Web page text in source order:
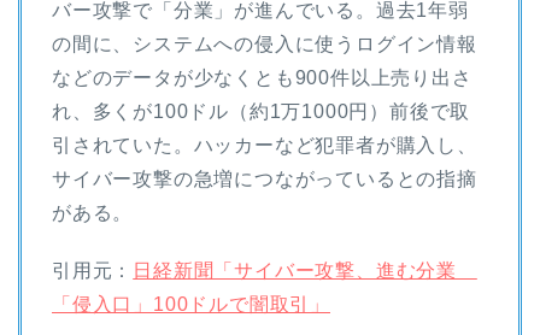
バー攻撃で「分業」が進んでいる。過去1年弱
の間に、システムへの侵入に使うログイン情報
などのデータが少なくとも900件以上売り出さ
れ、多くが100ドル（約1万1000円）前後で取
引されていた。ハッカーなど犯罪者が購入し、
サイバー攻撃の急増につながっているとの指摘
がある。
引用元：
日経新聞「サイバー攻撃、進む分業
「侵入口」100ドルで闇取引」